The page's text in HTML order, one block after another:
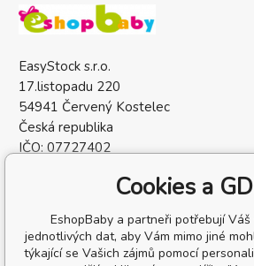
EasyStock s.r.o.
17.listopadu 220
54941 Červený Kostelec
Česká republika
IČO: 07727402
Cookies a
EshopBaby a partneři potřebují
jednotlivých dat, aby Vám mimo jiné
týkající se Vašich zájmů pomocí